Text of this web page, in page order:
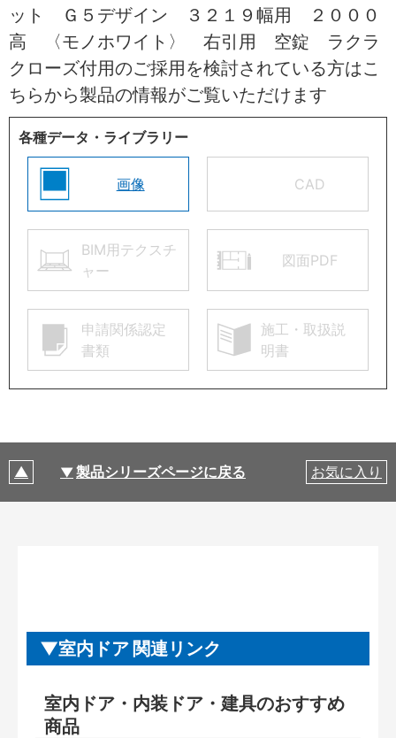
ット Ｇ５デザイン ３２１９幅用 ２０００
高 〈モノホワイト〉 右引用 空錠 ラクラ
クローズ付用のご採用を検討されている方はこ
ちらから製品の情報がご覧いただけます
各種データ・ライブラリー
画像 CAD
BIM用テクスチ
ャー
図面PDF
申請関係認定
書類
施工・取扱説
明書
製品シリーズページに戻る お気に入り
室内ドア 関連リンク
室内ドア・内装ドア・建具のおすすめ
商品